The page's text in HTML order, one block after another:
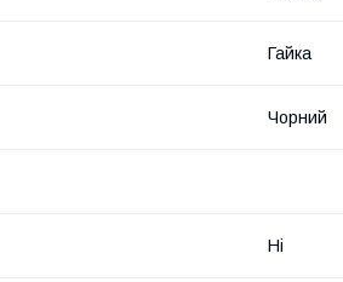
Гайка
Чорний
Ні